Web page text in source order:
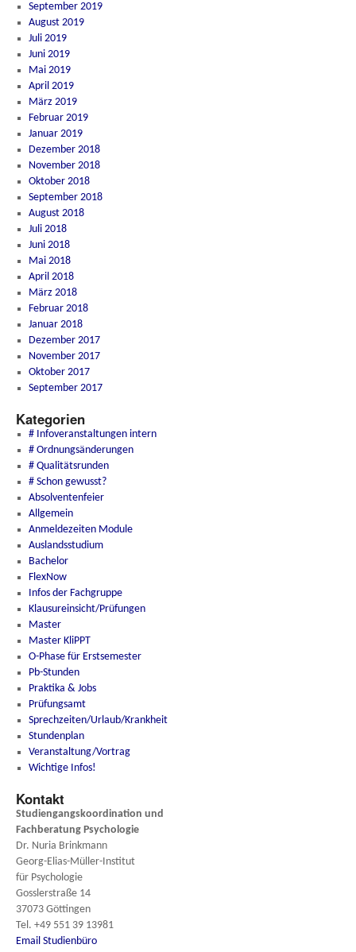
September 2019
August 2019
Juli 2019
Juni 2019
Mai 2019
April 2019
März 2019
Februar 2019
Januar 2019
Dezember 2018
November 2018
Oktober 2018
September 2018
August 2018
Juli 2018
Juni 2018
Mai 2018
April 2018
März 2018
Februar 2018
Januar 2018
Dezember 2017
November 2017
Oktober 2017
September 2017
Kategorien
# Infoveranstaltungen intern
# Ordnungsänderungen
# Qualitätsrunden
# Schon gewusst?
Absolventenfeier
Allgemein
Anmeldezeiten Module
Auslandsstudium
Bachelor
FlexNow
Infos der Fachgruppe
Klausureinsicht/Prüfungen
Master
Master KliPPT
O-Phase für Erstsemester
Pb-Stunden
Praktika & Jobs
Prüfungsamt
Sprechzeiten/Urlaub/Krankheit
Stundenplan
Veranstaltung/Vortrag
Wichtige Infos!
Kontakt
Studiengangskoordination und
Fachberatung Psychologie
Dr. Nuria Brinkmann
Georg-Elias-Müller-Institut
für Psychologie
Gosslerstraße 14
37073 Göttingen
Tel. +49 551 39 13981
Email Studienbüro